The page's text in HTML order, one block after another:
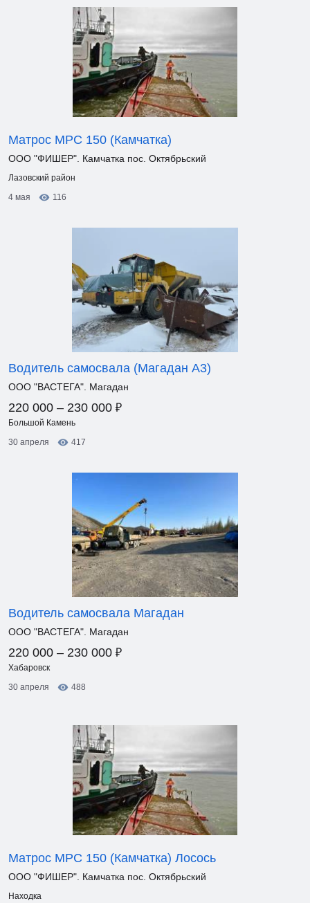
Матрос МРС 150 (Камчатка)
ООО "ФИШЕР". Камчатка пос. Октябрьский
Лазовский район
4 мая
116
Водитель самосвала (Магадан А3)
ООО "ВАСТЕГА". Магадан
220 000 – 230 000 ₽
Большой Камень
30 апреля
417
Водитель самосвала Магадан
ООО "ВАСТЕГА". Магадан
220 000 – 230 000 ₽
Хабаровск
30 апреля
488
Матрос МРС 150 (Камчатка) Лосось
ООО "ФИШЕР". Камчатка пос. Октябрьский
Находка